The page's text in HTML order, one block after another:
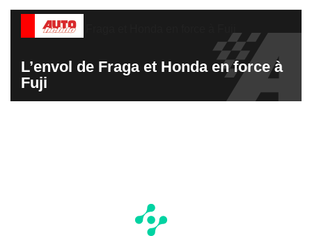
L’envol de Fraga et Honda en force à
Fuji